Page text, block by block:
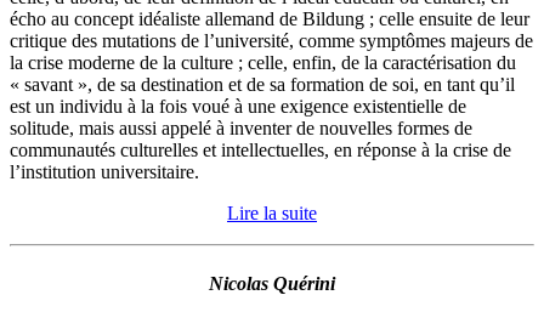
écho au concept idéaliste allemand de Bildung ; celle ensuite de leur
critique des mutations de l’université, comme symptômes majeurs de
la crise moderne de la culture ; celle, enfin, de la caractérisation du
« savant », de sa destination et de sa formation de soi, en tant qu’il
est un individu à la fois voué à une exigence existentielle de
solitude, mais aussi appelé à inventer de nouvelles formes de
communautés culturelles et intellectuelles, en réponse à la crise de
l’institution universitaire.
Lire la suite
Nicolas Quérini